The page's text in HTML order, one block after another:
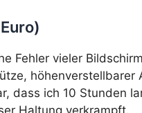
Fehler vieler
höhenverstellbarer
dass ich 10 Stunden
Haltung verkrampft.